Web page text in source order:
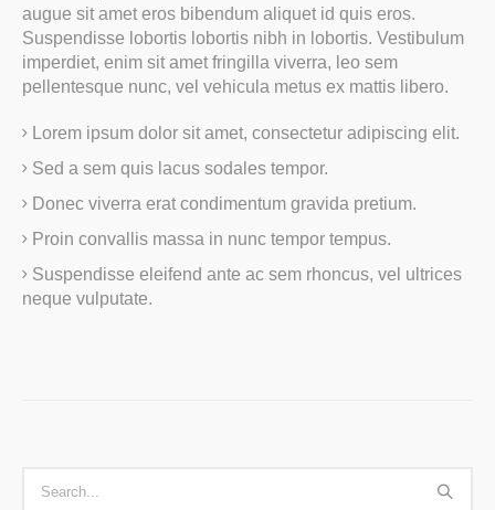
augue sit amet eros bibendum aliquet id quis eros.
Suspendisse lobortis lobortis nibh in lobortis. Vestibulum
imperdiet, enim sit amet fringilla viverra, leo sem
pellentesque nunc, vel vehicula metus ex mattis libero.
Lorem ipsum dolor sit amet, consectetur adipiscing elit.
Sed a sem quis lacus sodales tempor.
Donec viverra erat condimentum gravida pretium.
Proin convallis massa in nunc tempor tempus.
Suspendisse eleifend ante ac sem rhoncus, vel ultrices
neque vulputate.